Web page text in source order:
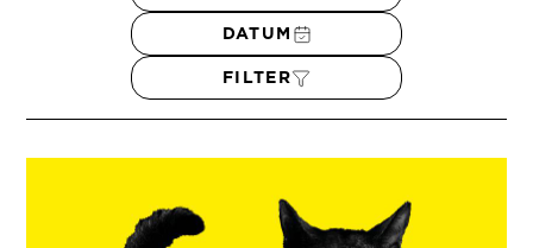
DATUM
FILTER